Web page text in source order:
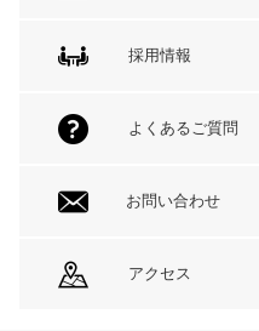
採用情報
よくあるご質問
お問い合わせ
アクセス